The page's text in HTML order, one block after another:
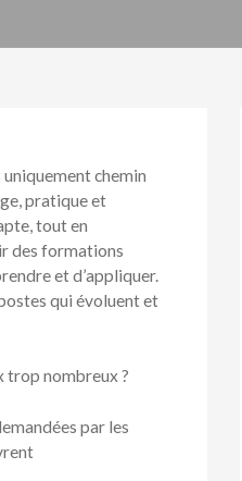
chemin
pratique et
tout en
des formations
et d’appliquer.
qui évoluent et
trop nombreux ?
par les